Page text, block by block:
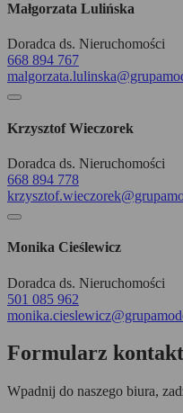
Małgorzata Lulińska
Doradca ds. Nieruchomości
668 894 767
Krzysztof Wieczorek
Doradca ds. Nieruchomości
668 894 778
Monika Cieślewicz
Doradca ds. Nieruchomości
501 085 962
Formularz
Wpadnij do naszego biura,